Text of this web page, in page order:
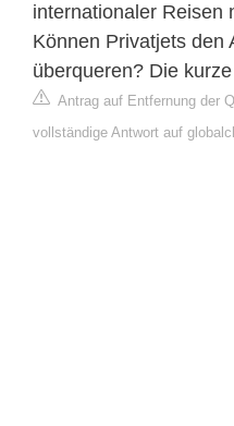
internationaler Reisen
Können Privatjets den
überqueren? Die
Antrag auf Entfernung der
vollständige Antwort auf